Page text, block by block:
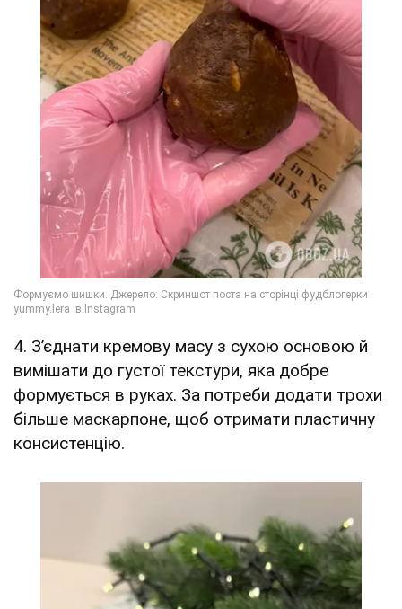
4. З’єднати кремову масу з сухою основою й
вимішати до густої текстури, яка добре
формується в руках. За потреби додати трохи
більше маскарпоне, щоб отримати пластичну
консистенцію.